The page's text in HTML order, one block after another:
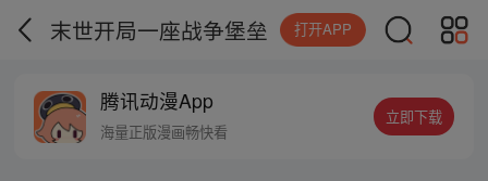
末世开局一座战争堡垒 打开APP
腾讯动漫App
海量正版漫画畅快看
立即下载